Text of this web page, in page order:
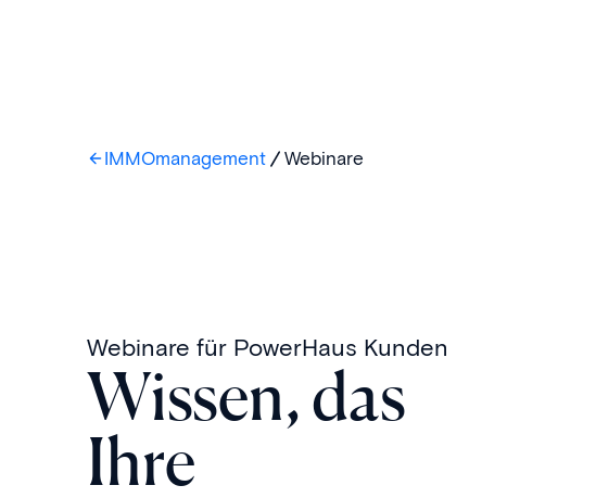
IMMOmanagement Webinare
Webinare für PowerHaus Kunden
Wissen, das
Ihre